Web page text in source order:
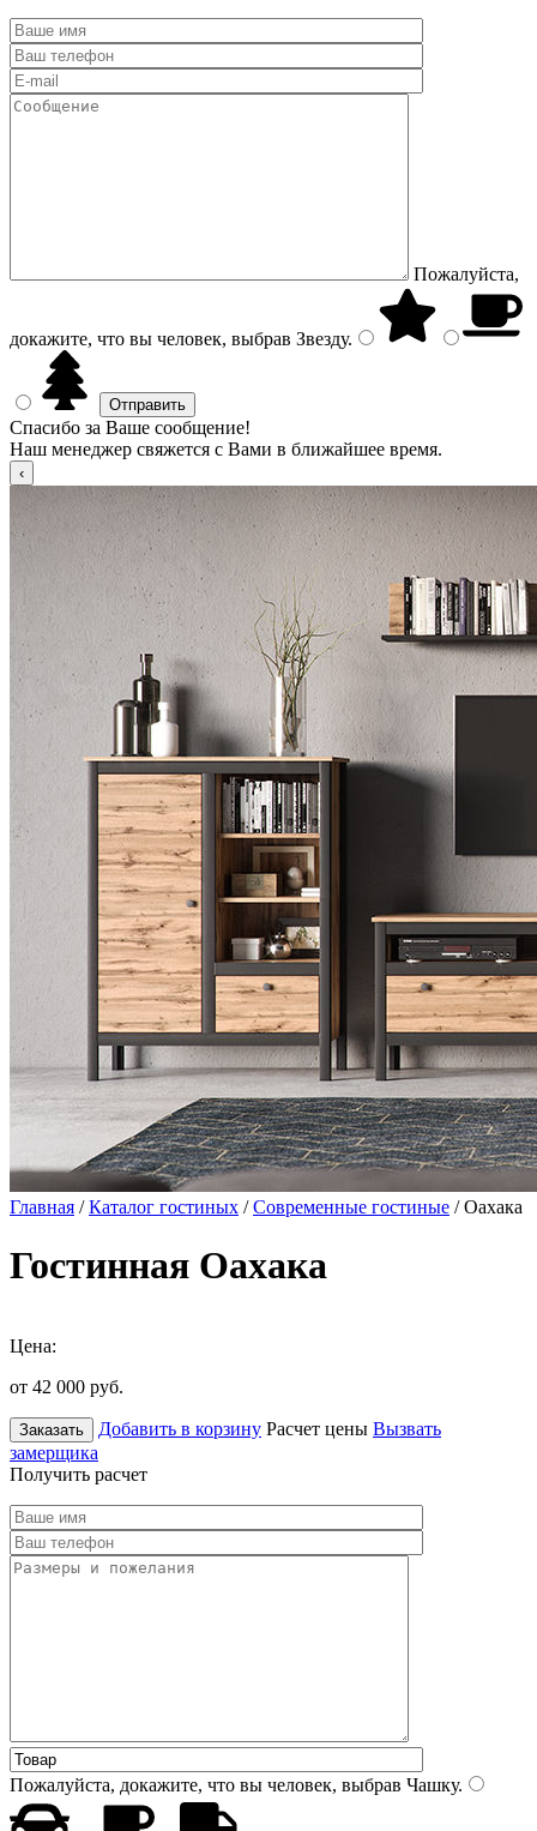
Пожалуйста,
докажите, что вы человек, выбрав Звезду.
Спасибо за Ваше сообщение!
Наш менеджер свяжется с Вами в ближайшее время.
Главная /Каталог гостиных /Современные гостиные / Оахака
Гостинная Оахака
Цена:
от 42 000 руб.
Заказать Добавить в корзину Расчет цены Вызвать
замерщика
Получить расчет
Пожалуйста, докажите, что вы человек, выбрав Чашку.